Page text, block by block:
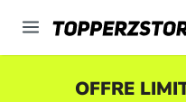
principal
OFFRE